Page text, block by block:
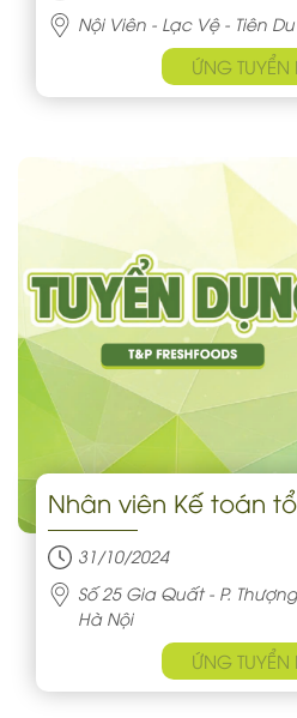
Nội Viên - Lạc Vệ - Tiên
ỨNG
Nhân viên Kế toán
31/10/2024
Số 25 Gia Quất - P.
Hà Nội
ỨNG